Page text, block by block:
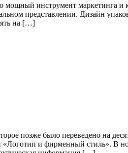
мощный инструмент маркетинга
представлении. Дизайн
на […]
позже было переведено на
и фирменный стиль». В